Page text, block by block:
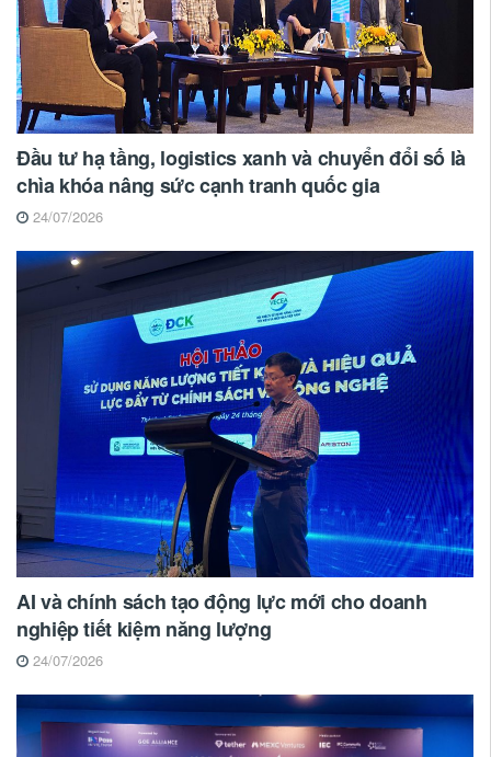
Đầu tư hạ tầng, logistics xanh và chuyển đổi số là
chìa khóa nâng sức cạnh tranh quốc gia
24/07/2026
AI và chính sách tạo động lực mới cho doanh
nghiệp tiết kiệm năng lượng
24/07/2026